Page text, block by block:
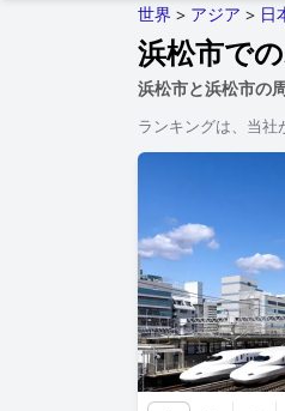
世界 > アジア > 日
浜松市で
浜松市と浜松市の
ランキングは、当社